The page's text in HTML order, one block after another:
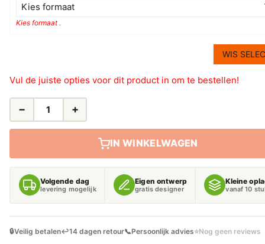
Kies formaat
Kies formaat .
WIS
Vul de juiste opties voor dit product in om te bestellen!
LEIDINGSTICKERS
INSTRUMENTENLUCHT
− +
IN WINKELWAGEN
Volgende dag
levering mogelijk
Eigen ontwerp
gratis designer
Kleine
vanaf 10
🔒Veilig betalen↩️14 dagen retour📞Persoonlijk advies⭐Nog geen reviews